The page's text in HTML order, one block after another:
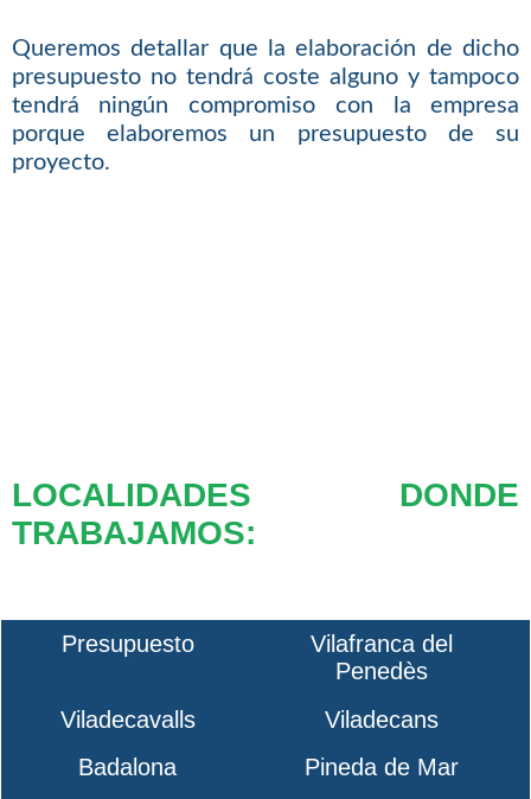
Queremos detallar que la elaboración de dicho
presupuesto no tendrá coste alguno y tampoco
tendrá ningún compromiso con la empresa
porque elaboremos un presupuesto de su
proyecto.
LOCALIDADES DONDE
TRABAJAMOS:
Presupuesto
Vilafranca del
Penedès
Viladecavalls
Viladecans
Badalona
Pineda de Mar